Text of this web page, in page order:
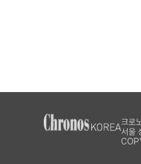
크로
서울